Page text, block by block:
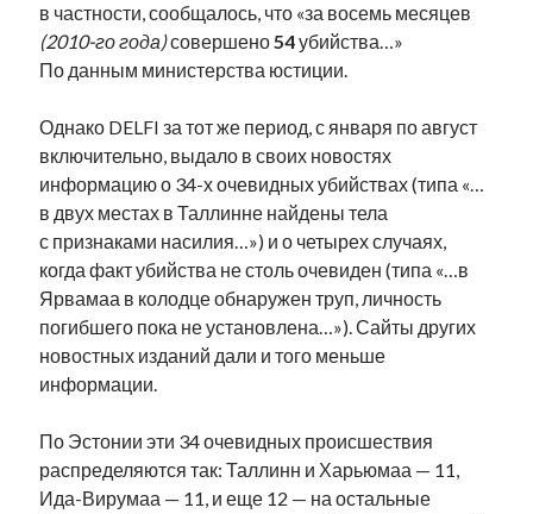
нацменьшинства образование обучение эстонскому
памятники парад клоунов парламент партия поводырь
подкаст
рийгикогу россия русский роман
русскоязычное образование сми ссср стенограмма
т.х. ильвес
танк фотоотчет экономика экономика эстонии
эстония эстонский язык
Михаил Стальнухин:
mstalnuhhin@gmail.com
в частности, сообщалось, что «за восемь месяцев
(2010-го года)совершено54убийства…»
По данным министерства юстиции.
Однако DELFI за тот же период, с января по август
включительно, выдало в своих новостях
информацию о 34-х очевидных убийствах (типа «…
в двух местах в Таллинне найдены тела
с признаками насилия…») и о четырех случаях,
когда факт убийства не столь очевиден (типа «…в
Ярвамаа в колодце обнаружен труп, личность
погибшего пока не установлена…»). Сайты других
новостных изданий дали и того меньше
информации.
По Эстонии эти 34 очевидных происшествия
распределяются так: Таллинн и Харьюмаа — 11,
Ида-Вирумаа — 11, и еще 12 — на остальные